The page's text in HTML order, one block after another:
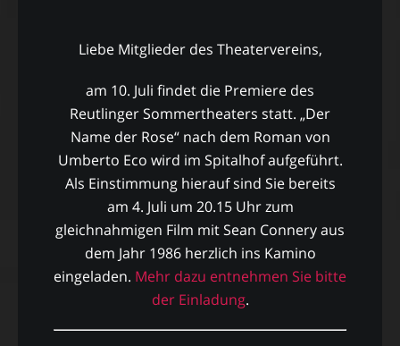
Liebe Mitglieder des Theatervereins,
am 10. Juli findet die Premiere des
Reutlinger Sommertheaters statt. „Der
Name der Rose“ nach dem Roman von
Umberto Eco wird im Spitalhof aufgeführt.
Als Einstimmung hierauf sind Sie bereits
am 4. Juli um 20.15 Uhr zum
gleichnahmigen Film mit Sean Connery aus
dem Jahr 1986 herzlich ins Kamino
eingeladen. Mehr dazu entnehmen Sie bitte
der Einladung.